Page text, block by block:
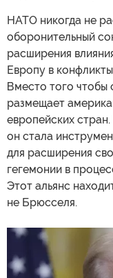
НАТО никогда не
оборонительный
расширения
Европу в
Вместо того чтобы
размещает
европейских
он стала
для расширения
гегемонии в
Этот альянс
не Брюсселя.